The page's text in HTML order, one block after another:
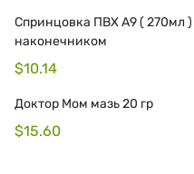
Спринцовка ПВХ А9 ( 270мл
наконечником
$10.14
Доктор Мом мазь 20 гр
$15.60